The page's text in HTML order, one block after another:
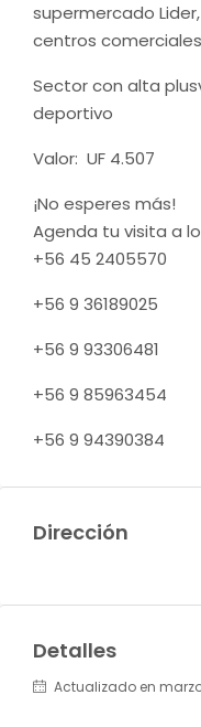
supermercado
centros comerciales
Sector con alta
deportivo
Valor: UF 4.507
¡No esperes más!
Agenda tu visita a
+56 45 2405570
+56 9 36189025
+56 9 93306481
+56 9 85963454
+56 9 94390384
Dirección
Detalles
Actualizado en marzo